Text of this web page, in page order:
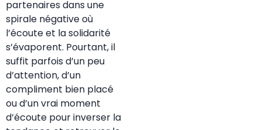
partenaires dans une
spirale négative où
l’écoute et la solidarité
s’évaporent. Pourtant, il
suffit parfois d’un peu
d’attention, d’un
compliment bien placé
ou d’un vrai moment
d’écoute pour inverser la